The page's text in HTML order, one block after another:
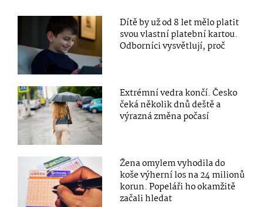
Dítě by už od 8 let mělo platit
svou vlastní platební kartou.
Odborníci vysvětlují, proč
Extrémní vedra končí. Česko
čeká několik dnů deště a
výrazná změna počasí
Žena omylem vyhodila do
koše výherní los na 24 milionů
korun. Popeláři ho okamžitě
začali hledat